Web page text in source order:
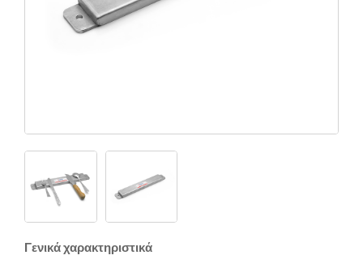
Γενικά χαρακτηριστικά